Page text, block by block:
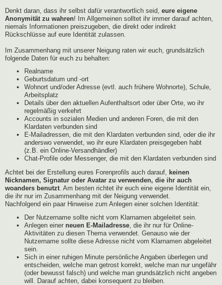
Denkt daran, dass ihr selbst dafür verantwortlich seid, eure eigene
Anonymität zu wahren! Im Allgemeinen solltet ihr immer darauf achten,
niemals Informationen preiszugeben, die direkt oder indirekt
Rückschlüsse auf eure Identität zulassen.
Im Zusammenhang mit unserer Neigung raten wir euch, grundsätzlich
folgende Daten für euch zu behalten:
Realname
Geburtsdatum und -ort
Wohnort und/oder Adresse (evtl. auch frühere Wohnorte), Schule,
Arbeitsplatz
Details über den aktuellen Aufenthaltsort oder über Orte, wo ihr
regelmäßig verkehrt
Accounts in sozialen Medien und anderen Foren, die mit den
Klardaten verbunden sind
E-Mailadressen, die mit den Klardaten verbunden sind, oder die ihr
anderswo verwendet, wo ihr eure Klardaten preisgegeben habt
(z.B. ein Online-Versandhändler)
Chat-Profile oder Messenger, die mit den Klardaten verbunden sind
Achtet bei der Erstellung eures Forenprofils auch darauf, keinen
Nicknamen, Signatur oder Avatar zu verwenden, die ihr auch
woanders benutzt. Am besten richtet ihr euch eine eigene Identität ein,
die ihr nur im Zusammenhang mit der Neigung verwendet.
Nachfolgend ein paar Hinweise zum Anlegen einer solchen Identität:
Der Nutzername sollte nicht vom Klarnamen abgeleitet sein.
Anlegen einer neuen E-Mailadresse , die ihr nur für Online-
Aktivitäten zu diesen Thema verwendet. Genauso wie der
Nutzername sollte diese Adresse nicht vom Klarnamen abgeleitet
sein.
Sich in einer ruhigen Minute persönliche Angaben überlegen und
entscheiden, welche man getrost korrekt, welche man nur ungefähr
(oder bewusst falsch) und welche man grundsätzlich nicht angeben
will. Darauf achten, dabei konsequent zu bleiben.